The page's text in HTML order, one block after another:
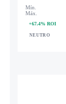
Mín.
Máx.
+67.4% ROI
NEUTRO